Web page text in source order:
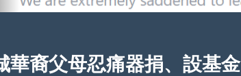
華裔父母忍痛器捐、設基金